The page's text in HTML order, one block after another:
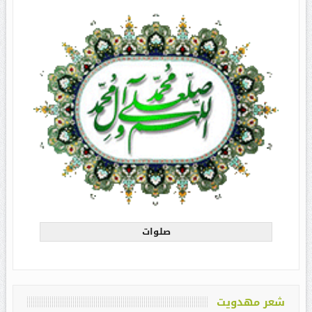
صلوات
شعر مهدویت